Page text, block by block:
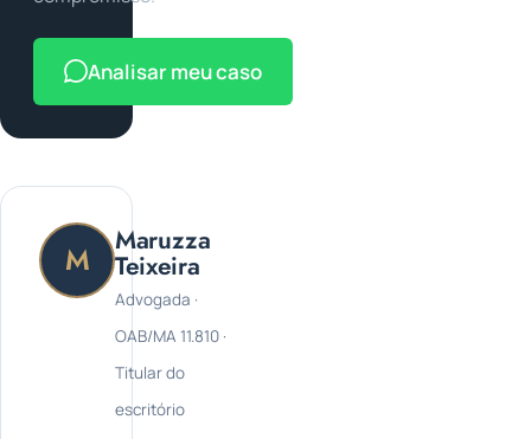
Analisar meu caso
M Maruzza
Teixeira
Advogada ·
OAB/MA 11.810 ·
Titular do
escritório